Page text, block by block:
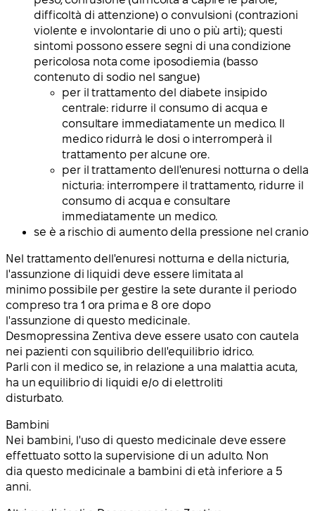
difficoltà di attenzione) o convulsioni (contrazioni
violente e involontarie di uno o più arti); questi
sintomi possono essere segni di una condizione
pericolosa nota come iposodiemia (basso
contenuto di sodio nel sangue)
per il trattamento del diabete insipido
centrale: ridurre il consumo di acqua e
consultare immediatamente un medico. Il
medico ridurrà le dosi o interromperà il
trattamento per alcune ore.
per il trattamento dell'enuresi notturna o della
nicturia: interrompere il trattamento, ridurre il
consumo di acqua e consultare
immediatamente un medico.
se è a rischio di aumento della pressione nel cranio
Nel trattamento dell'enuresi notturna e della nicturia,
l'assunzione di liquidi deve essere limitata al
minimo possibile per gestire la sete durante il periodo
compreso tra 1 ora prima e 8 ore dopo
l'assunzione di questo medicinale.
Desmopressina Zentiva deve essere usato con cautela
nei pazienti con squilibrio dell'equilibrio idrico.
Parli con il medico se, in relazione a una malattia acuta,
ha un equilibrio di liquidi e/o di elettroliti
disturbato.
Bambini
Nei bambini, l'uso di questo medicinale deve essere
effettuato sotto la supervisione di un adulto. Non
dia questo medicinale a bambini di età inferiore a 5
anni.